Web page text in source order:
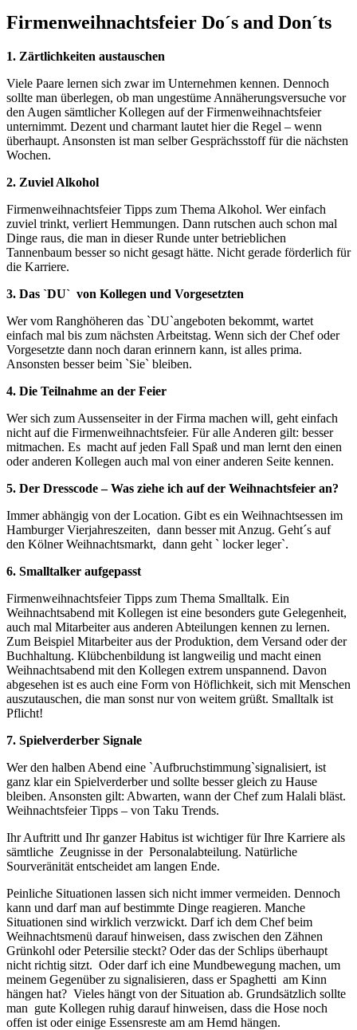
Firmenweihnachtsfeier Do´s and Don´ts
1. Zärtlichkeiten austauschen
Viele Paare lernen sich zwar im Unternehmen kennen. Dennoch
sollte man überlegen, ob man ungestüme Annäherungsversuche vor
den Augen sämtlicher Kollegen auf der Firmenweihnachtsfeier
unternimmt. Dezent und charmant lautet hier die Regel – wenn
überhaupt. Ansonsten ist man selber Gesprächsstoff für die nächsten
Wochen.
2. Zuviel Alkohol
Firmenweihnachtsfeier Tipps zum Thema Alkohol. Wer einfach
zuviel trinkt, verliert Hemmungen. Dann rutschen auch schon mal
Dinge raus, die man in dieser Runde unter betrieblichen
Tannenbaum besser so nicht gesagt hätte. Nicht gerade förderlich für
die Karriere.
3. Das `DU` von Kollegen und Vorgesetzten
Wer vom Ranghöheren das `DU`angeboten bekommt, wartet
einfach mal bis zum nächsten Arbeitstag. Wenn sich der Chef oder
Vorgesetzte dann noch daran erinnern kann, ist alles prima.
Ansonsten besser beim `Sie` bleiben.
4. Die Teilnahme an der Feier
Wer sich zum Aussenseiter in der Firma machen will, geht einfach
nicht auf die Firmenweihnachtsfeier. Für alle Anderen gilt: besser
mitmachen. Es macht auf jeden Fall Spaß und man lernt den einen
oder anderen Kollegen auch mal von einer anderen Seite kennen.
5. Der Dresscode – Was ziehe ich auf der Weihnachtsfeier an?
Immer abhängig von der Location. Gibt es ein Weihnachtsessen im
Hamburger Vierjahreszeiten, dann besser mit Anzug. Geht´s auf
den Kölner Weihnachtsmarkt, dann geht ` locker leger`.
6. Smalltalker aufgepasst
Firmenweihnachtsfeier Tipps zum Thema Smalltalk. Ein
Weihnachtsabend mit Kollegen ist eine besonders gute Gelegenheit,
auch mal Mitarbeiter aus anderen Abteilungen kennen zu lernen.
Zum Beispiel Mitarbeiter aus der Produktion, dem Versand oder der
Buchhaltung. Klübchenbildung ist langweilig und macht einen
Weihnachtsabend mit den Kollegen extrem unspannend. Davon
abgesehen ist es auch eine Form von Höflichkeit, sich mit Menschen
auszutauschen, die man sonst nur von weitem grüßt. Smalltalk ist
Pflicht!
7. Spielverderber Signale
Wer den halben Abend eine `Aufbruchstimmung`signalisiert, ist
ganz klar ein Spielverderber und sollte besser gleich zu Hause
bleiben. Ansonsten gilt: Abwarten, wann der Chef zum Halali bläst.
Weihnachtsfeier Tipps – von Taku Trends.
Ihr Auftritt und Ihr ganzer Habitus ist wichtiger für Ihre Karriere als
sämtliche Zeugnisse in der Personalabteilung. Natürliche
Sourveränität entscheidet am langen Ende.
Peinliche Situationen lassen sich nicht immer vermeiden. Dennoch
kann und darf man auf bestimmte Dinge reagieren. Manche
Situationen sind wirklich verzwickt. Darf ich dem Chef beim
Weihnachtsmenü darauf hinweisen, dass zwischen den Zähnen
Grünkohl oder Petersilie steckt? Oder das der Schlips überhaupt
nicht richtig sitzt. Oder darf ich eine Mundbewegung machen, um
meinem Gegenüber zu signalisieren, dass er Spaghetti am Kinn
hängen hat? Vieles hängt von der Situation ab. Grundsätzlich sollte
man gute Kollegen ruhig darauf hinweisen, dass die Hose noch
offen ist oder einige Essensreste am am Hemd hängen.